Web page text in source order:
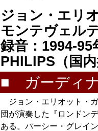
ジョン・エリ
モンテヴェル
録音：1994-95
PHILIPS（国
■ ガーディナ
ジョン・エリオット・
団が演奏した『ロンドン
ある。パーシー・グレイ